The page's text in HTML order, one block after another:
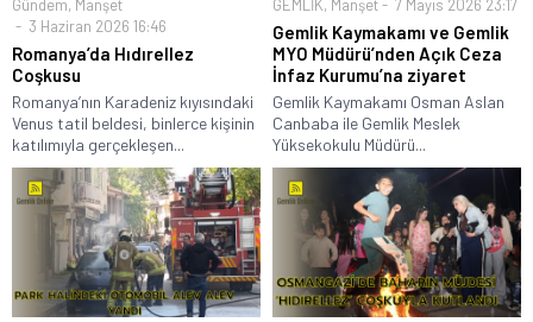
Gündem, Manşet
3 Haziran 2026 16:46
Romanya’da Hıdırellez
Coşkusu
Romanya’nın Karadeniz kıyısındaki
Venus tatil beldesi, binlerce kişinin
katılımıyla gerçekleşen...
GEMLİK, Manşet 7 Mayıs 2026 23:17
Gemlik Kaymakamı ve Gemlik
MYO Müdürü’nden Açık Ceza
İnfaz Kurumu’na ziyaret
Gemlik Kaymakamı Osman Aslan
Canbaba ile Gemlik Meslek
Yüksekokulu Müdürü...